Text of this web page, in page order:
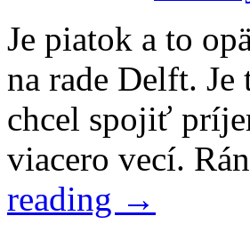
Je piatok a to
na rade Delft.
chcel spojiť
viacero vecí.
reading →